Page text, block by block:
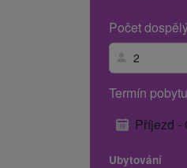
Počet
Termín pobytu
Příjezd -
Ubytování